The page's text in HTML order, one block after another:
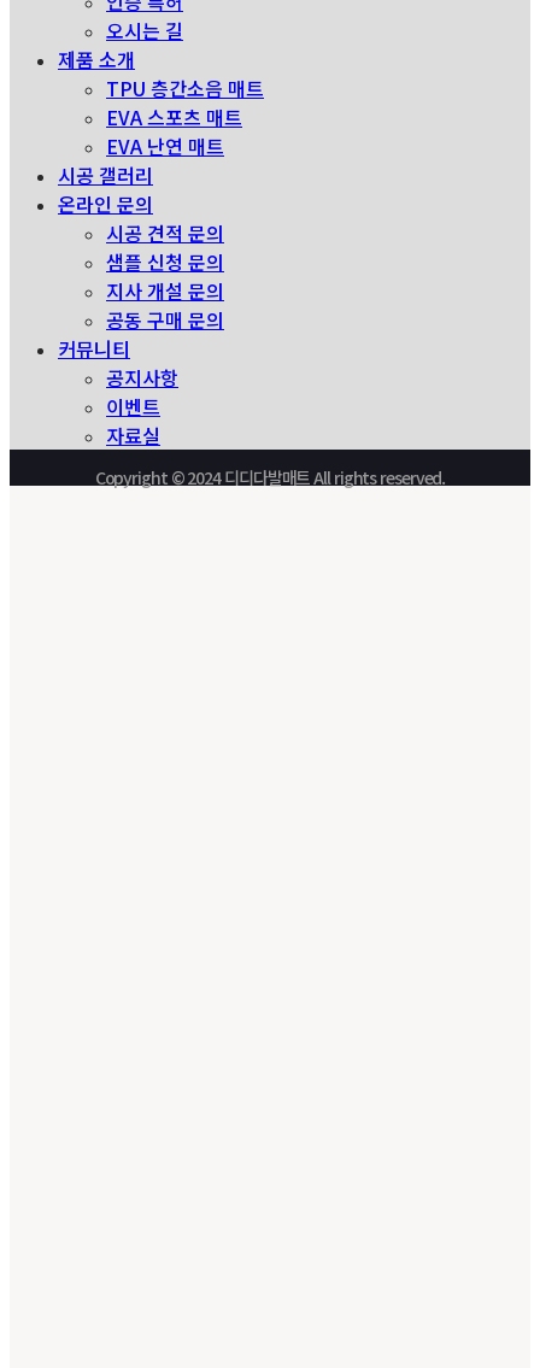
오시는 길
제품 소개
TPU 층간소음 매트
EVA 스포츠 매트
EVA 난연 매트
시공 갤러리
온라인 문의
시공 견적 문의
샘플 신청 문의
지사 개설 문의
공동 구매 문의
커뮤니티
공지사항
이벤트
자료실
Copyright © 2024 디디다발매트 All rights reserved.